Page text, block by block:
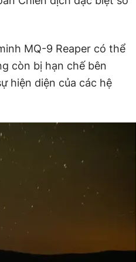
MQ-9 Reaper có thể
còn bị hạn chế bên
hiện diện của các hệ